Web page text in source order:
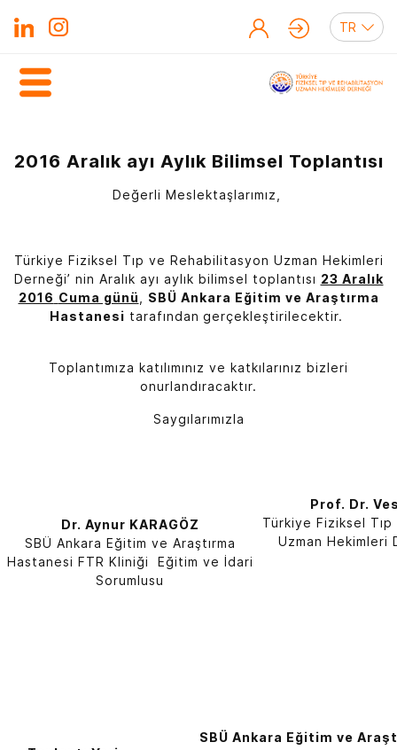
2016 Aralık ayı Aylık Bilimsel Toplantısı
Değerli Meslektaşlarımız,
Türkiye Fiziksel Tıp ve Rehabilitasyon Uzman Hekimleri
Derneği’ nin Aralık ayı aylık bilimsel toplantısı 23 Aralık
2016 Cuma günü
SBÜ Ankara Eğitim ve Araştırma
Hastanesi tarafından gerçekleştirilecektir.
Toplantımıza katılımınız ve katkılarınız bizleri
onurlandıracaktır.
Saygılarımızla
Dr. Aynur KARAGÖZ
SBÜ Ankara Eğitim ve Araştırma
Hastanesi FTR Kliniği Eğitim ve İdari
Sorumlusu
Prof. Dr.
Türkiye Fiziksel
Uzman Hekimleri
SBÜ Ankara Eğitim ve